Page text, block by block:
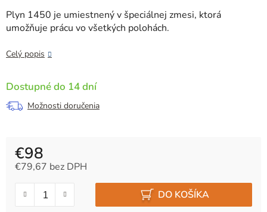
Plyn 1450 je umiestnenýv špeciálnej zmesi, ktorá
umožňuje prácu vo všetkých polohách.
Celý popis
Dostupné do 14 dní
Možnosti doručenia
€98
€79,67 bez DPH
DO KOŠÍKA